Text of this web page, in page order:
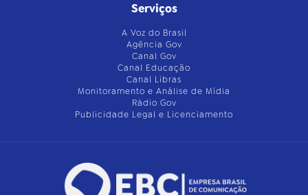
Serviços
A Voz do Brasil
Agência Gov
Canal Gov
Canal Educação
Canal Libras
Monitoramento e Análise de Mídia
Rádio Gov
Publicidade Legal e Licenciamento